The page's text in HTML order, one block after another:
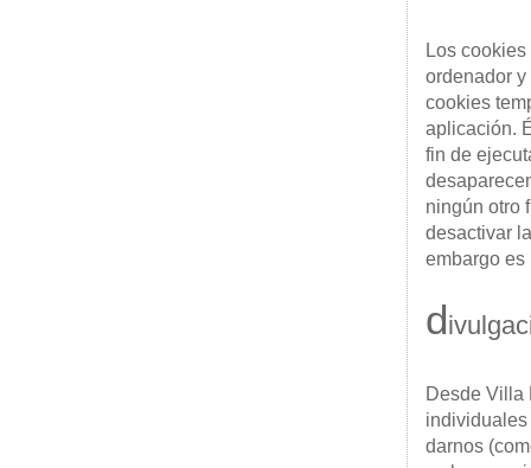
Los
ordenador
cookies
aplicación.
fin de
ningún otro
desactivar
embargo es
d
Desde Villa
darnos